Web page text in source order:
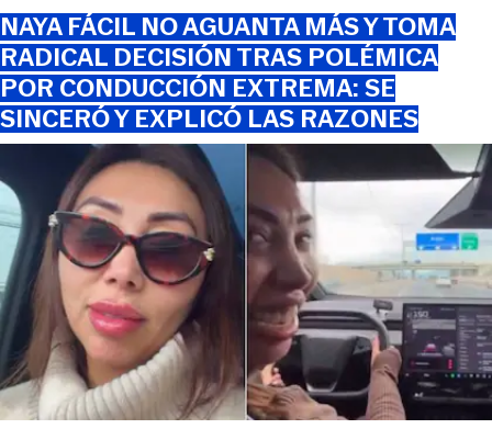
NAYA FÁCIL NO AGUANTA MÁS Y TOMA
RADICAL DECISIÓN TRAS POLÉMICA
POR CONDUCCIÓN EXTREMA: SE
SINCERÓ Y EXPLICÓ LAS RAZONES